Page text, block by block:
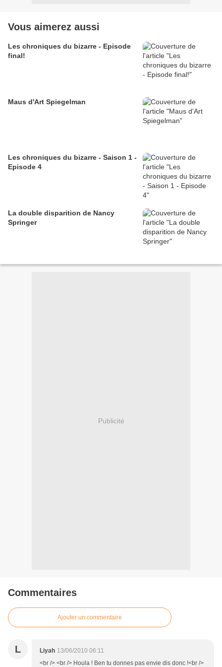
Vous aimerez aussi
Les chroniques du bizarre - Episode
final!
Maus d'Art Spiegelman
Les chroniques du bizarre - Saison 1 -
Episode 4
La double disparition de Nancy
Springer
Publicité
Commentaires
Ajouter un commentaire
L Liyah 13/06/2010 06:11
<br /> <br /> Houla ! Ben tu donnes pas envie dis donc !<br />